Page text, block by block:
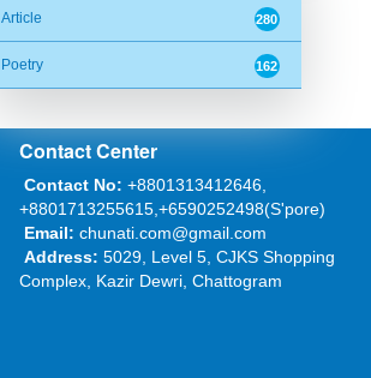
Article 280
Poetry 162
Contact Center
Contact No: +8801313412646,
+8801713255615,+6590252498(S'pore)
Email: chunati.com@gmail.com
Address: 5029, Level 5, CJKS Shopping
Complex, Kazir Dewri, Chattogram